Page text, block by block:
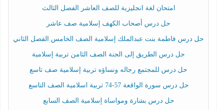
امتحان لغة انجليزية للصف العاشر الفصل الثالث
حل درس أصحاب الكهف إسلامية صف عاشر
حل درس فاطمة بنت عبدالملك إسلامية الصف الخامس الفصل الثاني
حل درس الطريق إلى الجنة الصف الثامن تربية إسلامية
حل درس للمجتمع رجاله ونساؤه تربية إسلامية صف تاسع
حل درس سورة الواقعة 57-74 تربية اسلامية الصف التاسع
حل درس بشارة ومواساة إسلامية الصف السابع